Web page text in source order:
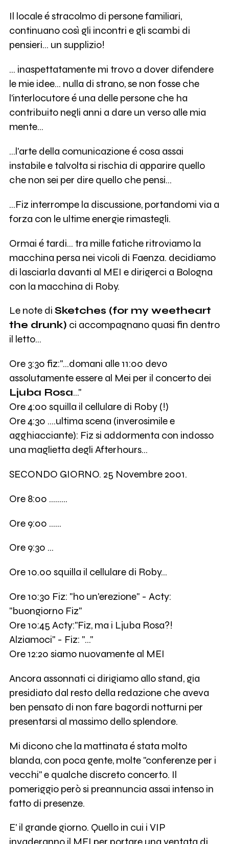
Il locale é stracolmo di persone familiari,
continuano così gli incontri e gli scambi di
pensieri... un supplizio!
... inaspettatamente mi trovo a dover difendere
le mie idee... nulla di strano, se non fosse che
l'interlocutore é una delle persone che ha
contribuito negli anni a dare un verso alle mia
mente...
...l'arte della comunicazione é cosa assai
instabile e talvolta si rischia di apparire quello
che non sei per dire quello che pensi...
...Fiz interrompe la discussione, portandomi via a
forza con le ultime energie rimastegli.
Ormai é tardi... tra mille fatiche ritroviamo la
macchina persa nei vicoli di Faenza. decidiamo
di lasciarla davanti al MEI e dirigerci a Bologna
con la macchina di Roby.
Le note di Sketches (for my weetheart
the drunk) ci accompagnano quasi fin dentro
il letto...
Ore 3:30 fiz:"...domani alle 11:00 devo
assolutamente essere al Mei per il concerto dei
Ljuba Rosa..."
Ore 4:00 squilla il cellulare di Roby (!)
Ore 4:30 ....ultima scena (inverosimile e
agghiacciante): Fiz si addormenta con indosso
una maglietta degli Afterhours...
SECONDO GIORNO. 25 Novembre 2001.
Ore 8:00 .........
Ore 9:00 ......
Ore 9:30 ...
Ore 10.00 squilla il cellulare di Roby...
Ore 10:30 Fiz: "ho un'erezione" - Acty:
"buongiorno Fiz"
Ore 10:45 Acty:"Fiz, ma i Ljuba Rosa?!
Alziamoci" - Fiz: "..."
Ore 12:20 siamo nuovamente al MEI
Ancora assonnati ci dirigiamo allo stand, gia
presidiato dal resto della redazione che aveva
ben pensato di non fare bagordi notturni per
presentarsi al massimo dello splendore.
Mi dicono che la mattinata é stata molto
blanda, con poca gente, molte "conferenze per i
vecchi" e qualche discreto concerto. Il
pomeriggio però si preannuncia assai intenso in
fatto di presenze.
E' il grande giorno. Quello in cui i VIP